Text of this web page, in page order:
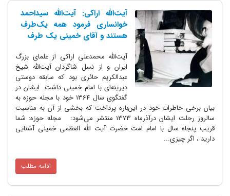
آیت‌الله اراکی: آیت‌الله سیداحمد
خوانساری فرمود همه یک‌طرف
هستند و آقای خمینی یک طرف
آیت‌الله محمدعلی اراکی از علمای بزرگ
ایران و از نسل شاگردان آیت‌الله شیخ
عبدالکریم حائری بود که سابقه دوستی
دیرینه‌ای با امام خمینی داشت. ایشان در
گفتگوی سال 1364 خود با مجله حوزه به
بیان برخی خاطرات خود در این‌باره پرداخت که بخشی از آن به مناسبت
سالروز رحلت ایشان درآذرماه 1373 منتشر می‌شود: مجله حوزه: شما
قریب پنجاه سال با امام امت حضرت آیت الله العظمی خمینی آشنایی
دارید ، اگر چیزی...
ادامه مطلب